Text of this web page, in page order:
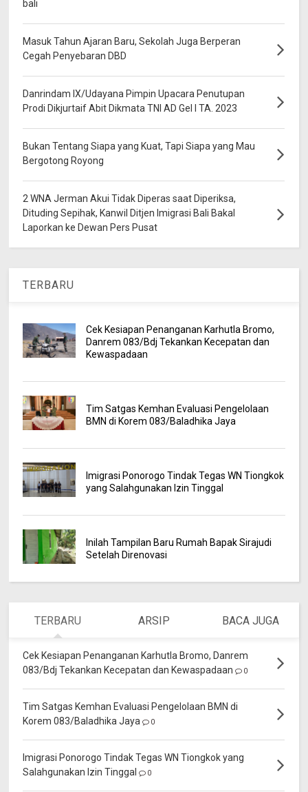
bali
Masuk Tahun Ajaran Baru, Sekolah Juga Berperan
Cegah Penyebaran DBD
Danrindam IX/Udayana Pimpin Upacara Penutupan
Prodi Dikjurtaif Abit Dikmata TNI AD Gel I TA. 2023
Bukan Tentang Siapa yang Kuat, Tapi Siapa yang Mau
Bergotong Royong
2 WNA Jerman Akui Tidak Diperas saat Diperiksa,
Dituding Sepihak, Kanwil Ditjen Imigrasi Bali Bakal
Laporkan ke Dewan Pers Pusat
TERBARU
Cek Kesiapan Penanganan Karhutla Bromo,
Danrem 083/Bdj Tekankan Kecepatan dan
Kewaspadaan
Tim Satgas Kemhan Evaluasi Pengelolaan
BMN di Korem 083/Baladhika Jaya
Imigrasi Ponorogo Tindak Tegas WN Tiongkok
yang Salahgunakan Izin Tinggal
Inilah Tampilan Baru Rumah Bapak Sirajudi
Setelah Direnovasi
TERBARU ARSIP BACA JUGA
Cek Kesiapan Penanganan Karhutla Bromo, Danrem
083/Bdj Tekankan Kecepatan dan Kewaspadaan
0
Tim Satgas Kemhan Evaluasi Pengelolaan BMN di
Korem 083/Baladhika Jaya
0
Imigrasi Ponorogo Tindak Tegas WN Tiongkok yang
Salahgunakan Izin Tinggal
0